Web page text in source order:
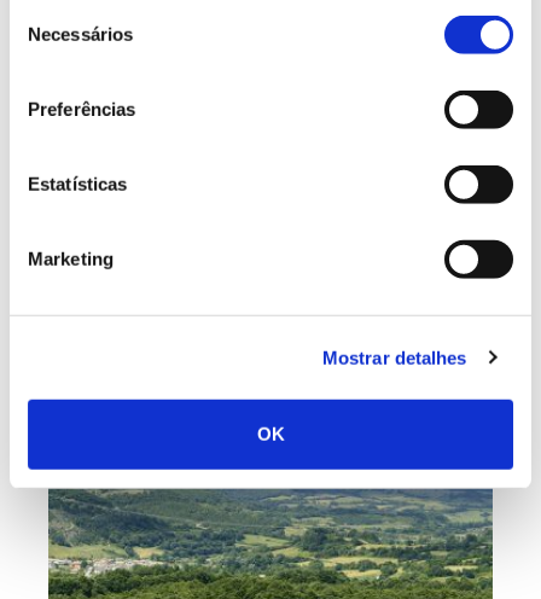
Necessários
Preferências
Estatísticas
Marketing
Mostrar detalhes
OK
Leia também